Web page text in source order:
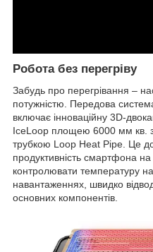
Робота без перегріву
Забудь про перегрівання –
потужністю. Передова
включає інноваційну 3D-
IceLoop площею 6000 мм кв.
трубкою Loop Heat Pipe. Це
продуктивність смартфона
контролювати температуру
навантаженнях, швидко
основних компонентів.